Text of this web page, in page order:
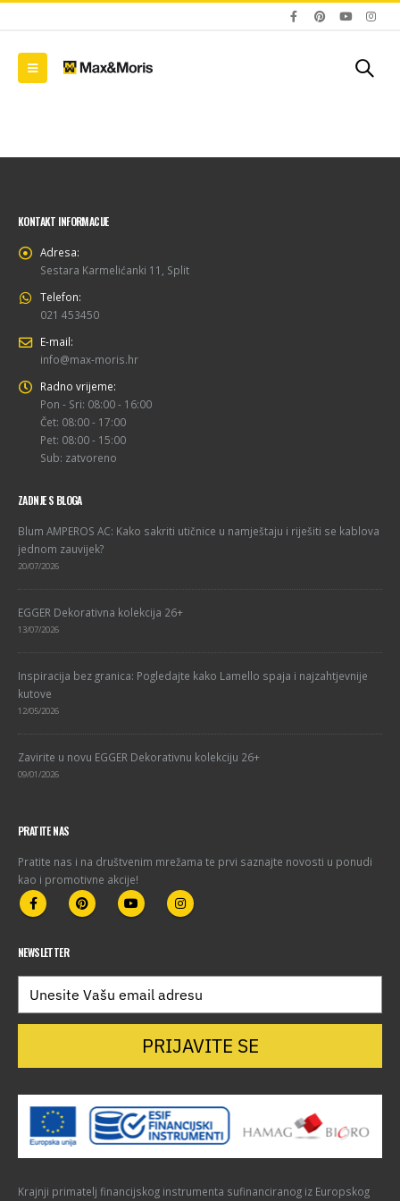
KONTAKT INFORMACIJE
Adresa:
Sestara Karmelićanki 11, Split
Telefon:
021 453450
E-mail:
info@max-moris.hr
Radno vrijeme:
Pon - Sri: 08:00 - 16:00
Čet: 08:00 - 17:00
Pet: 08:00 - 15:00
Sub: zatvoreno
ZADNJE S BLOGA
Blum AMPEROS AC: Kako sakriti utičnice u namještaju i riješiti se kablova
jednom zauvijek?
20/07/2026
EGGER Dekorativna kolekcija 26+
13/07/2026
Inspiracija bez granica: Pogledajte kako Lamello spaja i najzahtjevnije
kutove
12/05/2026
Zavirite u novu EGGER Dekorativnu kolekciju 26+
09/01/2026
PRATITE NAS
Pratite nas i na društvenim mrežama te prvi saznajte novosti u ponudi
kao i promotivne akcije!
NEWSLETTER
PRIJAVITE SE
Krajnji primatelj financijskog instrumenta sufinanciranog iz Europskog